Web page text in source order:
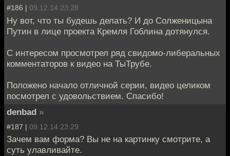
#186 | 09.12.14 23:28
Ну вот, что ты будешь делать? И до Солженицына
Путин в лице проекта Кремля Гоблина дотянулся.
С интересом просмотрел ряд свидомо-либеральных
комментаторов к видео на ТыТрубе.
Положено начало отличной серии, видео целиком
посмотрел с удовольствием. Спасибо!
denbad »
#187 | 09.12.14 23:29
Зачем вам форма? Вы не на картинку смотрите, а
суть улавливайте.